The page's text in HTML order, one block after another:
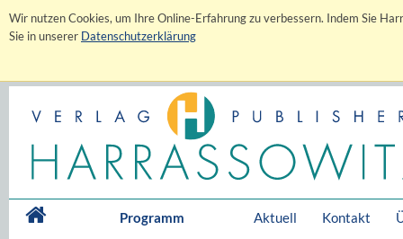
Wir nutzen Cookies, um Ihre Online-Erfahrung zu verbessern. Indem Sie
Sie in unserer Datenschutzerklärung
Programm Aktuell Kontakt